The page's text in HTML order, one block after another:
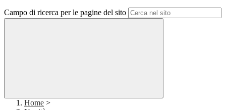
Campo di ricerca per le pagine del sito
Home >